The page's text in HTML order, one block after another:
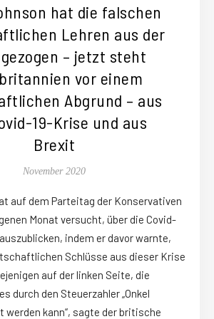
hat die falschen
Lehren aus der
– jetzt steht
vor einem
Abgrund – aus
19-Krise und aus
Brexit
November 2020
auf dem Parteitag der Konservativen
Monat versucht, über die Covid-
indem er davor warnte,
Schlüsse aus dieser Krise
auf der linken Seite, die
durch den Steuerzahler „Onkel
werden kann“, sagte der britische